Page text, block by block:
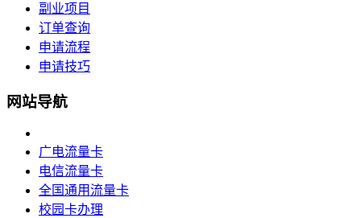
副业项目
订单查询
申请流程
申请技巧
网站导航
广电流量卡
电信流量卡
全国通用流量卡
校园卡办理